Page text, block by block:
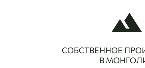
СОБСТВЕННОЕ
В